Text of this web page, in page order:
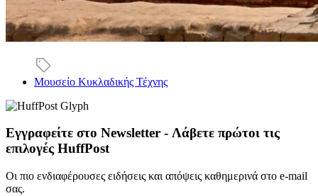
Μουσείο Κυκλαδικής Τέχνης
Εγγραφείτε στο Newsletter - Λάβετε πρώτοι τις
επιλογές HuffPost
Οι πιο ενδιαφέρουσες ειδήσεις και απόψεις καθημερινά στο e-mail
σας.